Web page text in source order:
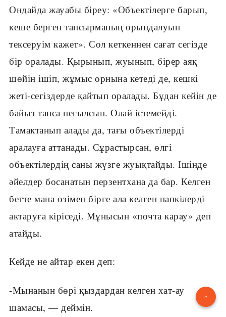
Ондайда жауабы біреу: «Объектілерге барып,
кеше берген тапсырманың орындалуын
тексеруім кажет». Сол кеткеннен сағат сегізде
бір оралады. Қырынып, жуынып, бірер аяқ
шөйін ішіп, жұмыс орнына кетеді де, кешкі
жеті-сегіздерде қайтып оралады. Бұдан кейін де
байыз тапса неғылсын. Олай істемейді.
Тамактанып алады да, тағы объектілерді
аралауға аттанады. Сұрастырсан, өлгі
объектілердің саны жүзге жуықтайды. Ішінде
әйелдер босанатын перзентхана да бар. Келген
бетте мана өзімен бірге ала келген папкілерді
актаруға кіріседі. Мұнысын «почта карay» деп
атайды.
Кейде не айтар екен деп:
-Мынанын бөрі қыздардан келген хат-ау
шамасы, — деймін.